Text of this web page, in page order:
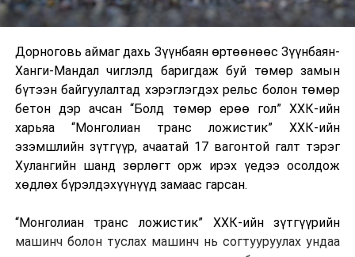
Дорноговь аймаг дахь Зүүнбаян өртөөнөөс Зүүнбаян-
Ханги-Мандал чиглэлд баригдаж буй төмөр замын
бүтээн байгуулалтад хэрэглэгдэх рельс болон төмөр
бетон дэр ачсан “Болд төмөр ерөө гол” ХХК-ийн
харьяа “Монголиан транс ложистик” ХХК-ийн
эзэмшлийн зүтгүүр, ачаатай 17 вагонтой галт тэрэг
Хулангийн шанд зөрлөгт орж ирэх үедээ осолдож
хөдлөх бүрэлдэхүүнүүд замаас гарсан.
“Монголиан транс ложистик” ХХК-ийн зүтгүүрийн
машинч болон туслах машинч нь согтууруулах ундаа